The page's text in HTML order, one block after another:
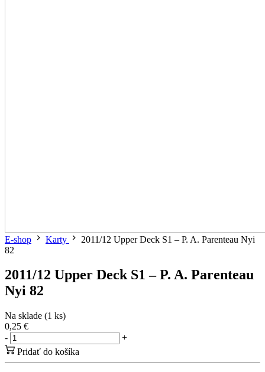
E-shop Karty
2011/12 Upper Deck S1 – P. A. Parenteau Nyi
82
2011/12 Upper Deck S1 – P. A. Parenteau
Nyi 82
Na sklade (1 ks)
0,25 €
-
+
Pridať do košíka